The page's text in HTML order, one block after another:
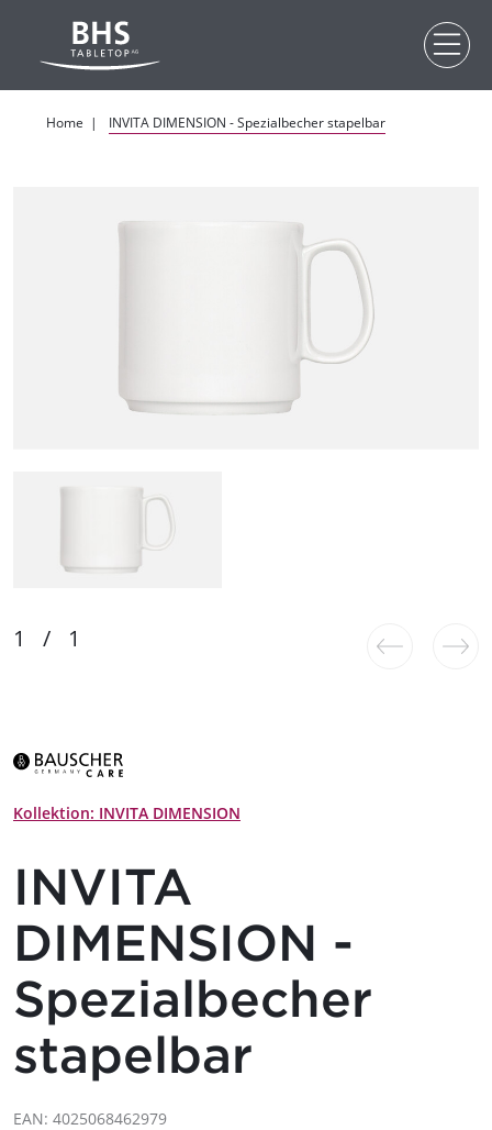
Home INVITA DIMENSION - Spezialbecher stapelbar
Kollektion: INVITA DIMENSION
INVITA
DIMENSION -
Spezialbecher
stapelbar
EAN: 4025068462979